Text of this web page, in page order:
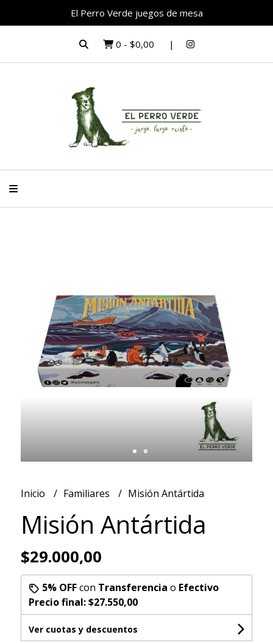
El Perro Verde juegos de mesa
0 - $0,00
Inicio Familiares Misión Antártida
Misión Antártida
$29.000,00
5% OFFcon Transferencia o Efectivo
Precio final:$27.550,00
Ver cuotas y descuentos